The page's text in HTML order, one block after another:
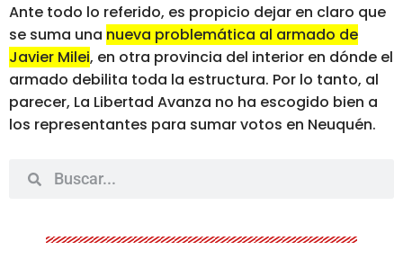
Ante todo lo referido, es propicio dejar en claro que
se suma una nueva problemática al armado de
Javier Milei, en otra provincia del interior en dónde el
armado debilita toda la estructura. Por lo tanto, al
parecer, La Libertad Avanza no ha escogido bien a
los representantes para sumar votos en Neuquén.